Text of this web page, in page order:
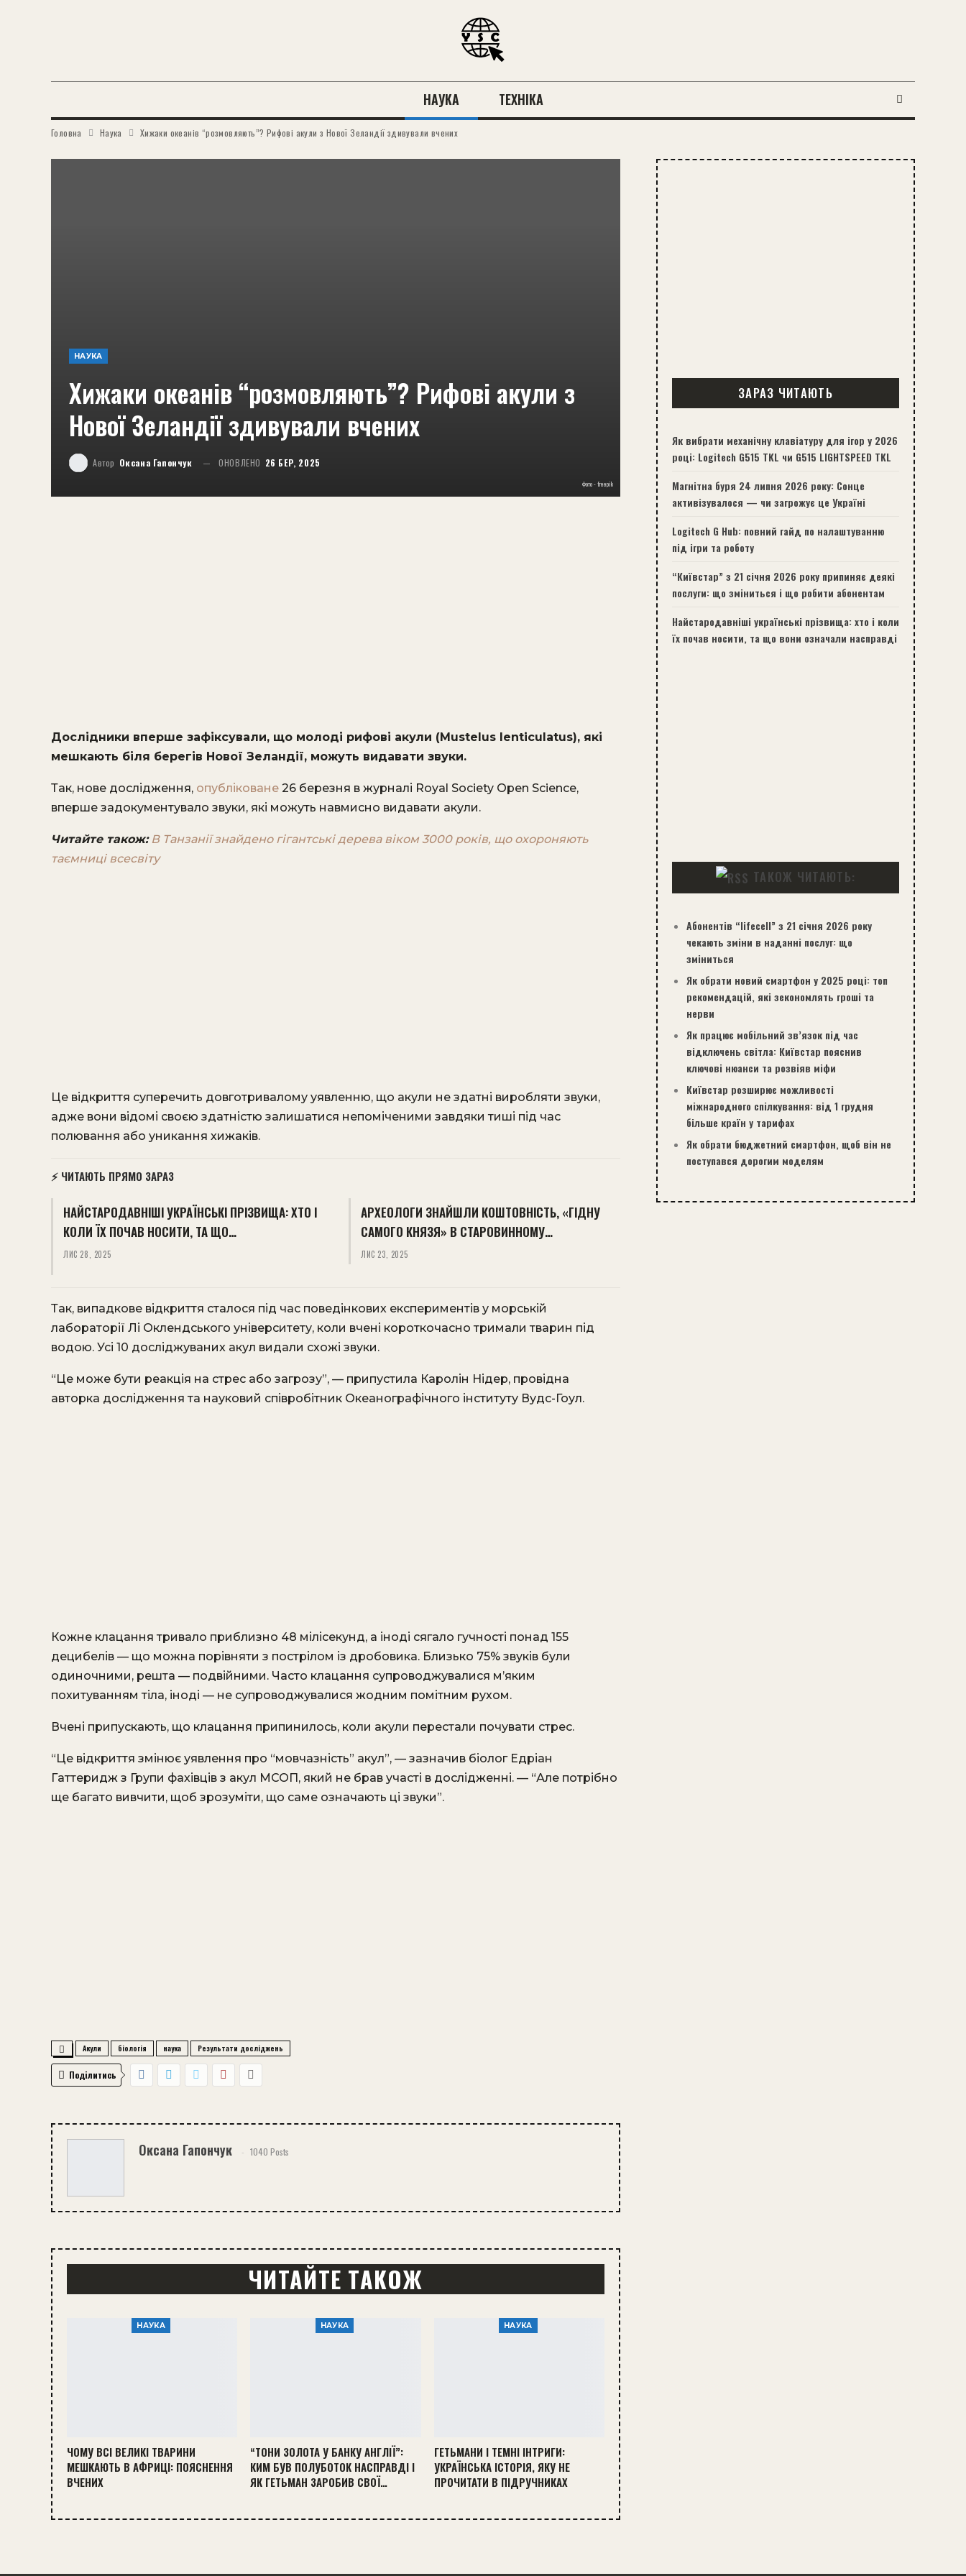
НАУКА ТЕХНІКА
Головна Наука Хижаки океанів “розмовляють”? Рифові акули з Нової Зеландії здивували вчених
НАУКА
Хижаки океанів “розмовляють”? Рифові акули з
Нової Зеландії здивували вчених
Автор Оксана Гапончук ОНОВЛЕНО 26 БЕР, 2025
фото - freepik
Дослідники вперше зафіксували, що молоді рифові акули (Mustelus lenticulatus), які
мешкають біля берегів Нової Зеландії, можуть видавати звуки.
Так, нове дослідження, опубліковане 26 березня в журналі Royal Society Open Science,
вперше задокументувало звуки, які можуть навмисно видавати акули.
Читайте також: В Танзанії знайдено гігантські дерева віком 3000 років, що охороняють
таємниці всесвіту
Це відкриття суперечить довготривалому уявленню, що акули не здатні виробляти звуки,
адже вони відомі своєю здатністю залишатися непоміченими завдяки тиші під час
полювання або уникання хижаків.
⚡ ЧИТАЮТЬ ПРЯМО ЗАРАЗ
НАЙСТАРОДАВНІШІ УКРАЇНСЬКІ ПРІЗВИЩА: ХТО І
КОЛИ ЇХ ПОЧАВ НОСИТИ, ТА ЩО…
ЛИС 28, 2025
АРХЕОЛОГИ ЗНАЙШЛИ КОШТОВНІСТЬ, «ГІДНУ
САМОГО КНЯЗЯ» В СТАРОВИННОМУ…
ЛИС 23, 2025
Так, випадкове відкриття сталося під час поведінкових експериментів у морській
лабораторії Лі Оклендського університету, коли вчені короткочасно тримали тварин під
водою. Усі 10 досліджуваних акул видали схожі звуки.
“Це може бути реакція на стрес або загрозу”, — припустила Каролін Нідер, провідна
авторка дослідження та науковий співробітник Океанографічного інституту Вудс-Гоул.
Кожне клацання тривало приблизно 48 мілісекунд, а іноді сягало гучності понад 155
децибелів — що можна порівняти з пострілом із дробовика. Близько 75% звуків були
одиночними, решта — подвійними. Часто клацання супроводжувалися м’яким
похитуванням тіла, іноді — не супроводжувалися жодним помітним рухом.
Вчені припускають, що клацання припинилось, коли акули перестали почувати стрес.
“Це відкриття змінює уявлення про “мовчазність” акул”, — зазначив біолог Едріан
Гаттеридж з Групи фахівців з акул МСОП, який не брав участі в дослідженні. — “Але потрібно
ще багато вивчити, щоб зрозуміти, що саме означають ці звуки”.
Акули біологія наука Результати досліджень
Поділитись
Оксана Гапончук 1040 Posts
ЧИТАЙТЕ ТАКОЖ
НАУКА
ЧОМУ ВСІ ВЕЛИКІ ТВАРИНИ
МЕШКАЮТЬ В АФРИЦІ: ПОЯСНЕННЯ
ВЧЕНИХ
НАУКА
“ТОНИ ЗОЛОТА У БАНКУ АНГЛІЇ”:
КИМ БУВ ПОЛУБОТОК НАСПРАВДІ І
ЯК ГЕТЬМАН ЗАРОБИВ СВОЇ…
НАУКА
ГЕТЬМАНИ І ТЕМНІ ІНТРИГИ:
УКРАЇНСЬКА ІСТОРІЯ, ЯКУ НЕ
ПРОЧИТАТИ В ПІДРУЧНИКАХ
ЗАРАЗ ЧИТАЮТЬ
Як вибрати механічну клавіатуру для ігор у 2026
році: Logitech G515 TKL чи G515 LIGHTSPEED TKL
Магнітна буря 24 липня 2026 року: Сонце
активізувалося — чи загрожує це Україні
Logitech G Hub: повний гайд по налаштуванню
під ігри та роботу
“Київстар” з 21 січня 2026 року припиняє деякі
послуги: що зміниться і що робити абонентам
Найстародавніші українські прізвища: хто і коли
їх почав носити, та що вони означали насправді
ТАКОЖ ЧИТАЮТЬ:
Абонентів “lifecell” з 21 січня 2026 року
чекають зміни в наданні послуг: що
зміниться
Як обрати новий смартфон у 2025 році: топ
рекомендацій, які зекономлять гроші та
нерви
Як працює мобільний зв’язок під час
відключень світла: Київстар пояснив
ключові нюанси та розвіяв міфи
Київстар розширює можливості
міжнародного спілкування: від 1 грудня
більше країн у тарифах
Як обрати бюджетний смартфон, щоб він не
поступався дорогим моделям